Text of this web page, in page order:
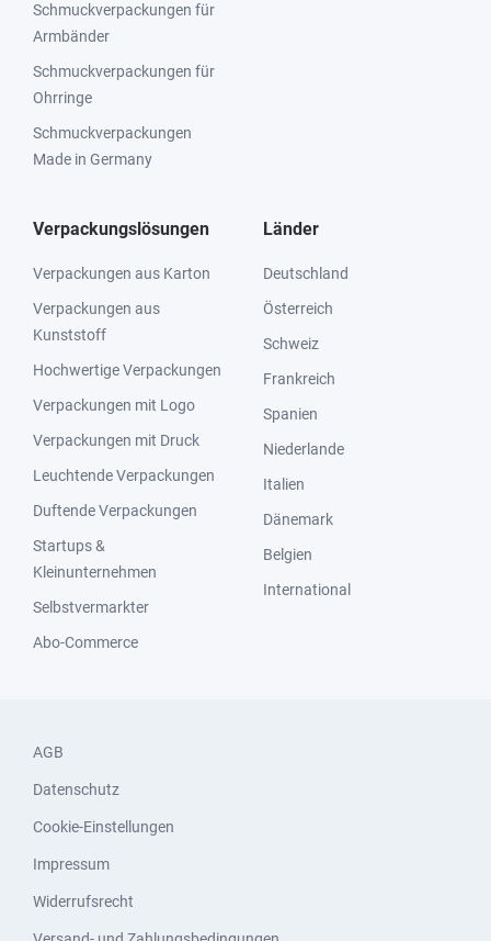
Schmuckverpackungen für
Armbänder
Schmuckverpackungen für
Ohrringe
Schmuckverpackungen
Made in Germany
Verpackungslösungen
Verpackungen aus Karton
Verpackungen aus
Kunststoff
Hochwertige Verpackungen
Verpackungen mit Logo
Verpackungen mit Druck
Leuchtende Verpackungen
Duftende Verpackungen
Startups &
Kleinunternehmen
Selbstvermarkter
Abo-Commerce
Länder
Deutschland
Österreich
Schweiz
Frankreich
Spanien
Niederlande
Italien
Dänemark
Belgien
International
AGB
Datenschutz
Cookie-Einstellungen
Impressum
Widerrufsrecht